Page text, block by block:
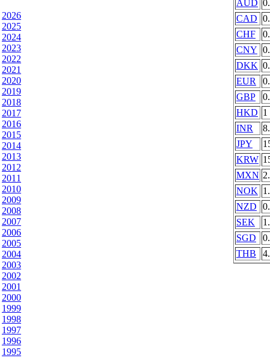
2026
2025
2024
2023
2022
2021
2020
2019
2018
2017
2016
2015
2014
2013
2012
2011
2010
2009
2008
2007
2006
2005
2004
2003
2002
2001
2000
1999
1998
1997
1996
1995
AUD
CAD
CHF
CNY
DKK
EUR
GBP
HKD 1
INR
JPY
KRW
MXN
NOK
NZD
SEK
SGD
THB